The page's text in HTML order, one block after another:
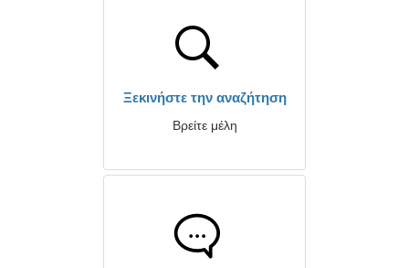
Ξεκινήστε την αναζήτηση
Βρείτε μέλη